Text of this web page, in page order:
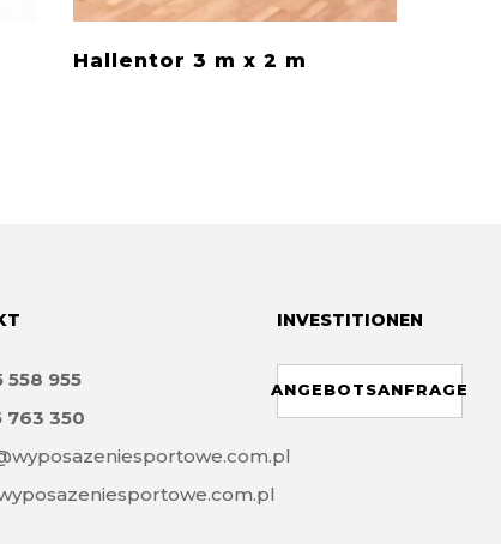
Hallentor 3 m x 2 m
558 955
763 350
INVESTITIONEN
ANGEBOTSANFRAGE